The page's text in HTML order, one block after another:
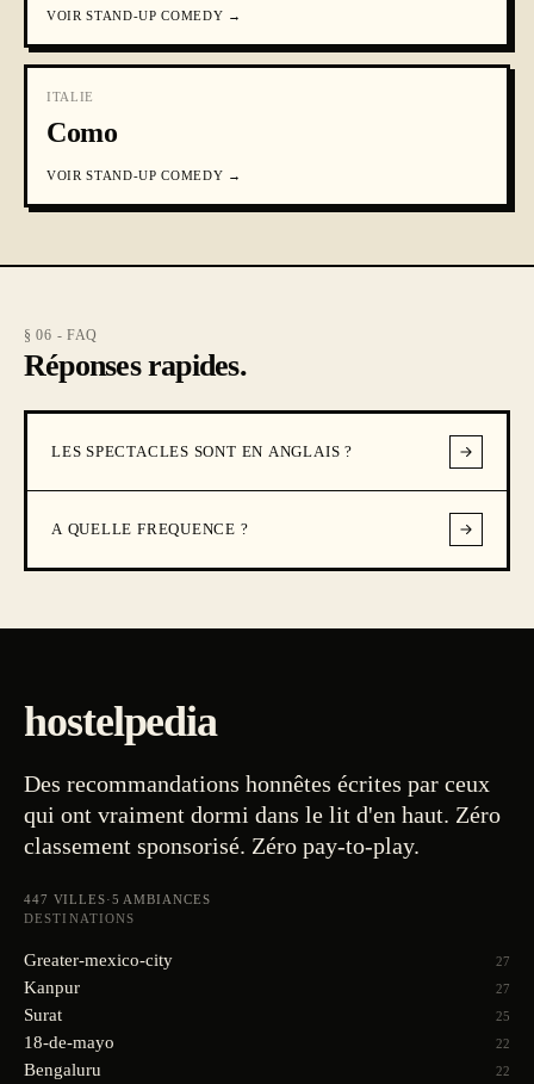
VOIR STAND-UP COMEDY →
ITALIE
Como
VOIR STAND-UP COMEDY →
§ 06 - FAQ
Réponses rapides.
LES SPECTACLES SONT EN ANGLAIS ?
A QUELLE FREQUENCE ?
hostelpedia
Des recommandations honnêtes écrites par ceux
qui ont vraiment dormi dans le lit d'en haut. Zéro
classement sponsorisé. Zéro pay-to-play.
447 VILLES·5 AMBIANCES
DESTINATIONS
Greater-mexico-city 27
Kanpur 27
Surat 25
18-de-mayo 22
Bengaluru 22